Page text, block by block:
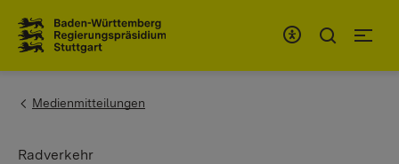
You are here:
Medienmitteilungen
Radverkehr